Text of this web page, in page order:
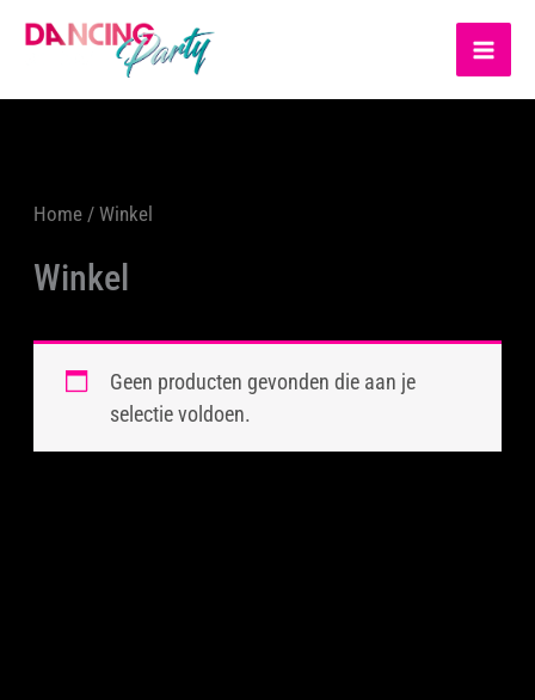
naar
Home / Winkel
Winkel
Geen producten gevonden die aan je
selectie voldoen.